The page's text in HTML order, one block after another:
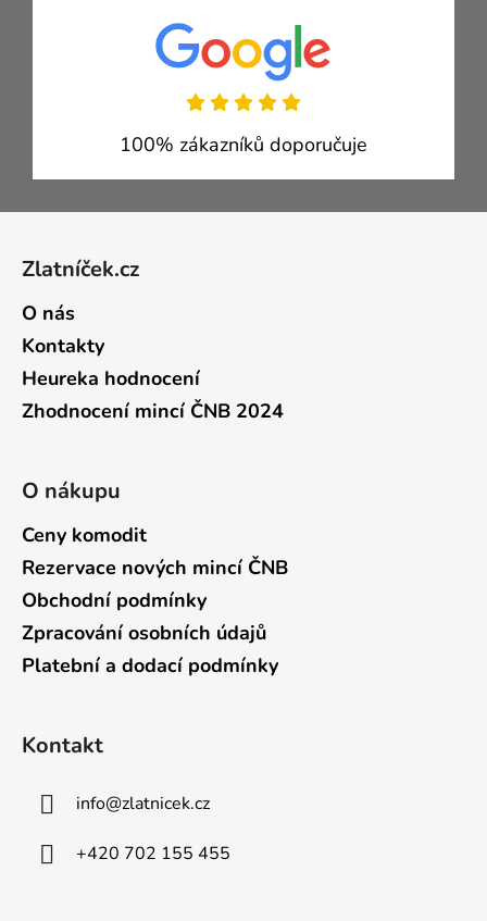
100% zákazníků doporučuje
Zlatníček.cz
O nás
Kontakty
Heureka hodnocení
Zhodnocení mincí ČNB 2024
O nákupu
Ceny komodit
Rezervace nových mincí ČNB
Obchodní podmínky
Zpracování osobních údajů
Platební a dodací podmínky
Kontakt
info@zlatnicek.cz
+420 702 155 455